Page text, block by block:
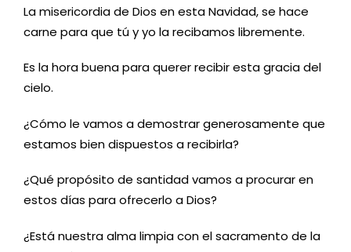
La misericordia de Dios en esta Navidad, se hace
carne para que tú y yo la recibamos libremente.
Es la hora buena para querer recibir esta gracia del
cielo.
¿Cómo le vamos a demostrar generosamente que
estamos bien dispuestos a recibirla?
¿Qué propósito de santidad vamos a procurar en
estos días para ofrecerlo a Dios?
¿Está nuestra alma limpia con el sacramento de la